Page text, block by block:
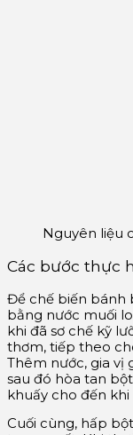
Nguyên liệu
Các bước thực
Để chế biến bánh
bằng nước muối
khi đã sơ chế kỹ
thơm, tiếp theo
Thêm nước, gia vị
sau đó hòa tan
khuấy cho đến
Cuối cùng, hấp